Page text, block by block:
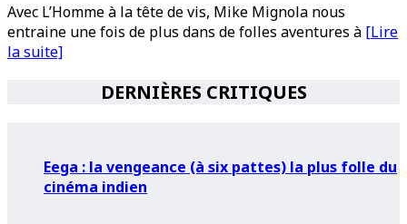
Avec L’Homme à la tête de vis, Mike Mignola nous
entraine une fois de plus dans de folles aventures à [Lire
la suite]
DERNIÈRES CRITIQUES
Eega : la vengeance (à six pattes) la plus folle du
cinéma indien